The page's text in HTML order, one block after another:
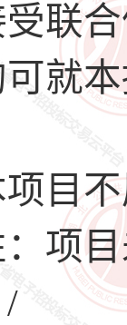
联
就
目
项
/